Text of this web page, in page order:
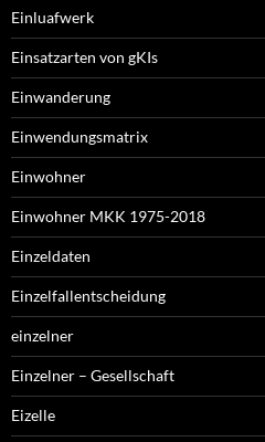
Einluafwerk
Einsatzarten von gKIs
Einwanderung
Einwendungsmatrix
Einwohner
Einwohner MKK 1975-2018
Einzeldaten
Einzelfallentscheidung
einzelner
Einzelner – Gesellschaft
Eizelle